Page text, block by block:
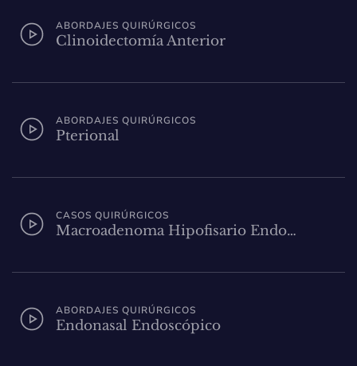
ABORDAJES QUIRÚRGICOS
Clinoidectomía Anterior
ABORDAJES QUIRÚRGICOS
Pterional
CASOS QUIRÚRGICOS
Macroadenoma Hipofisario Endo…
ABORDAJES QUIRÚRGICOS
Endonasal Endoscópico